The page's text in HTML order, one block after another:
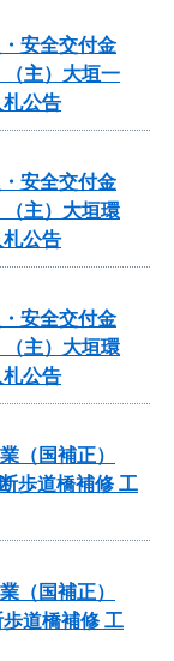
安全交付金
（主）大垣一
公告
安全交付金
（主）大垣環
公告
安全交付金
（主）大垣環
公告
（国補正）
歩道橋補修 工
（国補正）
歩道橋補修 工